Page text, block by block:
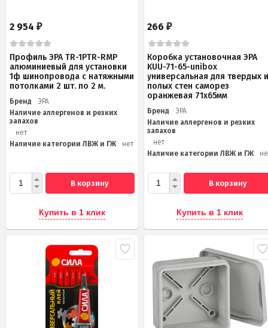
2 954 ₽
Профиль ЭРА TR-1PTR-RMP
алюминиевый для установки
1ф шинопровода с натяжными
потолками 2 шт. по 2 м.
Бренд
ЭРА
Наличие аллергенов и резких
запахов
нет
Наличие категории ЛВЖ и ГЖ
нет
В корзину
Купить в 1 клик
266₽
Коробка установочная ЭРА
KUU-71-65-unibox
универсальная для твердых
полых стен саморез
оранжевая 71х65мм
Бренд
ЭРА
Наличие аллергенов и резких
запахов
нет
Наличие категории ЛВЖ и ГЖ
В корзину
Купить в 1 клик